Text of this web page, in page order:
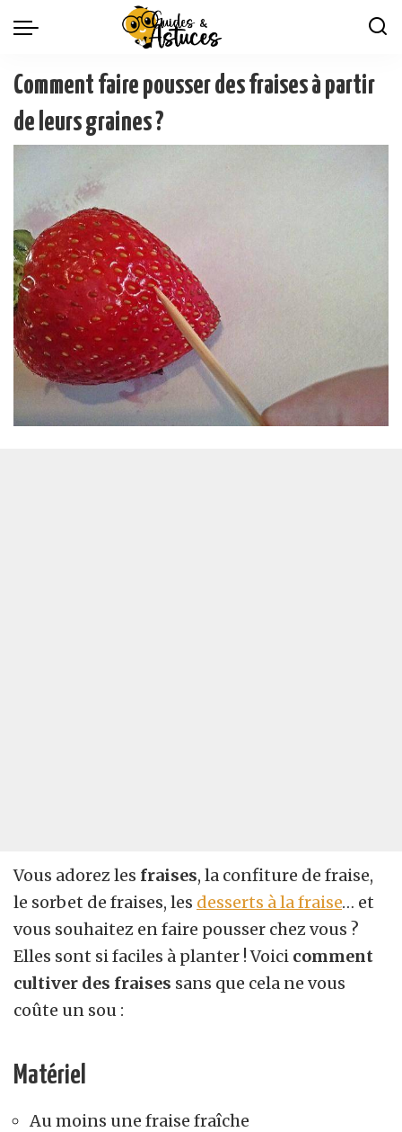
Comment faire pousser des fraises à partir
de leurs graines ?
Vous adorez les fraises, la confiture de fraise,
le sorbet de fraises, les desserts à la fraise… et
vous souhaitez en faire pousser chez vous ?
Elles sont si faciles à planter ! Voici comment
cultiver des fraises sans que cela ne vous
coûte un sou :
Matériel
Au moins une fraise fraîche